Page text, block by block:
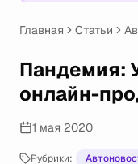
Главная Статьи
Пандемия:
онлайн-
1 мая 2020
Рубрики: